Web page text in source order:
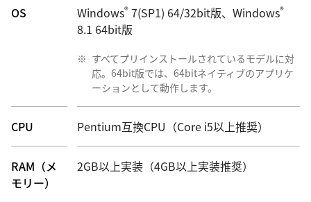
OS Windows® 7(SP1) 64/32bit版、Windows®
8.1 64bit版
※ すべてプリインストールされているモデルに対
応。64bit版では、64bitネイティブのアプリケ
ーションとして動作します。
CPU Pentium互換CPU（Core i5以上推奨）
RAM（メ
モリー）
2GB以上実装（4GB以上実装推奨）